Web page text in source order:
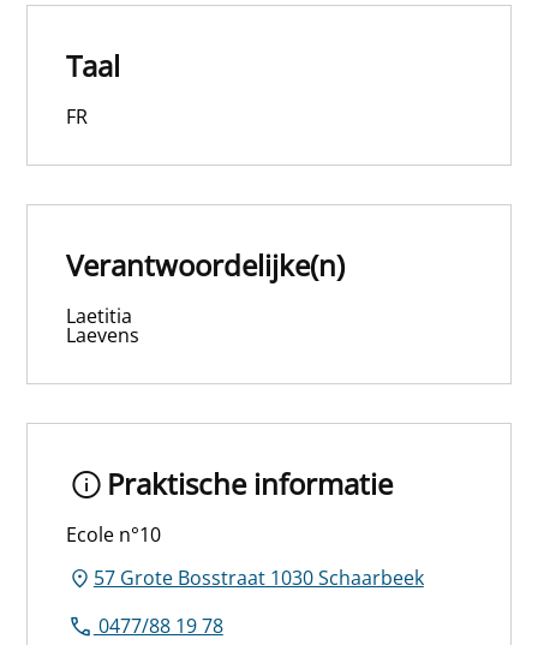
Taal
FR
Verantwoordelijke(n)
Laetitia
Laevens
Praktische informatie
Ecole n°10
57 Grote Bosstraat 1030 Schaarbeek
0477/88 19 78